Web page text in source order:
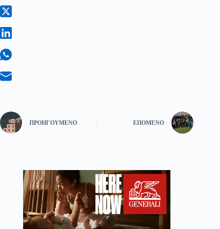
ΠΡΟΗΓΟΎΜΕΝΟ ΕΠΌΜΕΝΟ